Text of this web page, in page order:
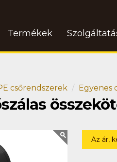
Termékek
csőrendszerek Egyenes
Az ár,